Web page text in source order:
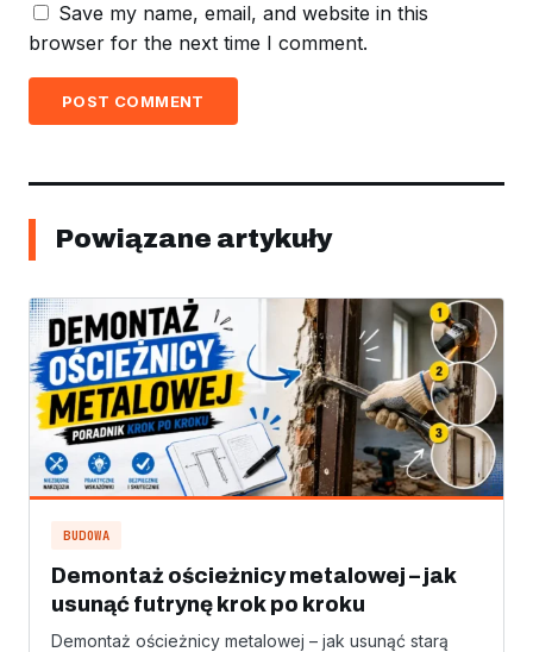
Save my name, email, and website in this
browser for the next time I comment.
POST COMMENT
Powiązane artykuły
BUDOWA
Demontaż ościeżnicy metalowej – jak
usunąć futrynę krok po kroku
Demontaż ościeżnicy metalowej – jak usunąć starą